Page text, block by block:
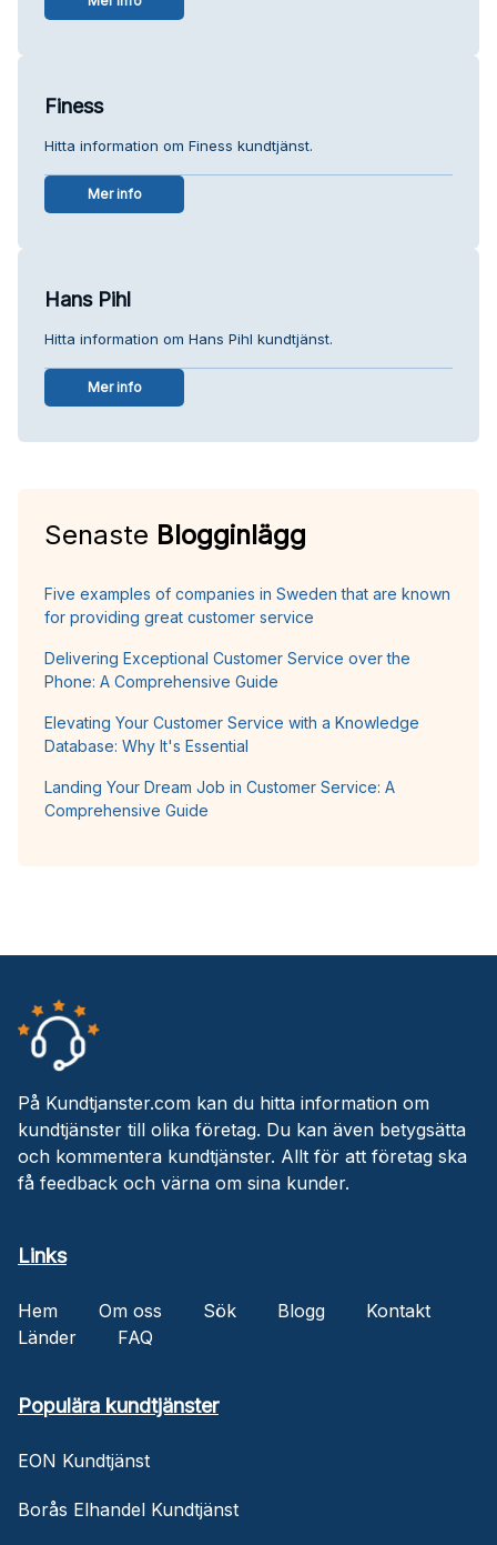
Finess
Hitta information om Finess kundtjänst.
Mer info
Hans Pihl
Hitta information om Hans Pihl kundtjänst.
Mer info
Senaste Blogginlägg
Five examples of companies in Sweden that are known
for providing great customer service
Delivering Exceptional Customer Service over the
Phone: A Comprehensive Guide
Elevating Your Customer Service with a Knowledge
Database: Why It's Essential
Landing Your Dream Job in Customer Service: A
Comprehensive Guide
På Kundtjanster.com kan du hitta information om
kundtjänster till olika företag. Du kan även betygsätta
och kommentera kundtjänster. Allt för att företag ska
få feedback och värna om sina kunder.
Links
Hem Om oss Sök Blogg
Kontakt
Länder
FAQ
Populära kundtjänster
EON Kundtjänst
Borås Elhandel Kundtjänst